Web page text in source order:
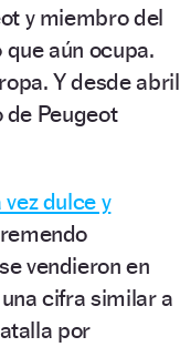
y miembro del
aún ocupa.
Y desde abril
Peugeot
dulce y
vendieron en
cifra similar a
por